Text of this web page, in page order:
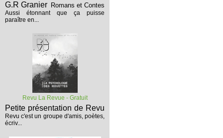
G.R Granier Romans et Contes
Aussi étonnant que ça puisse
paraître en...
Revu La Revue - Gratuit
Petite présentation de Revu
Revu c'est un groupe d'amis, poètes,
écriv...